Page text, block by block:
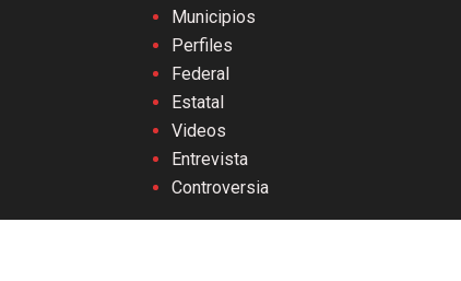
Municipios
Perfiles
Federal
Estatal
Videos
Entrevista
Controversia